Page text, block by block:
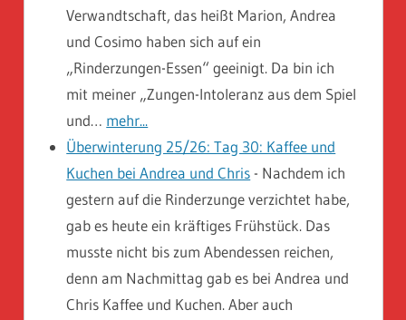
Verwandtschaft, das heißt Marion, Andrea
und Cosimo haben sich auf ein
„Rinderzungen-Essen“ geeinigt. Da bin ich
mit meiner „Zungen-Intoleranz aus dem Spiel
und… mehr...
Überwinterung 25/26: Tag 30: Kaffee und
Kuchen bei Andrea und Chris - Nachdem ich
gestern auf die Rinderzunge verzichtet habe,
gab es heute ein kräftiges Frühstück. Das
musste nicht bis zum Abendessen reichen,
denn am Nachmittag gab es bei Andrea und
Chris Kaffee und Kuchen. Aber auch